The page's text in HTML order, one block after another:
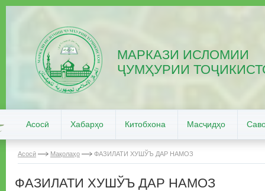
МАРКАЗИ ИСЛОМИИ
ҶУМҲУРИИ
Асосӣ Хабарҳо Китобхона Масҷидҳо
Асосӣ Мақолаҳо ФАЗИЛАТИ ХУШЎЪ ДАР НАМОЗ
ФАЗИЛАТИ ХУШЎЪ ДАР НАМОЗ